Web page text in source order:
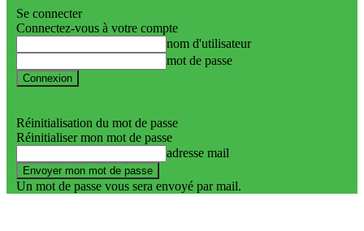
Se connecter
Connectez-vous à votre compte
nom d'utilisateur
mot de passe
Réinitialisation du mot de passe
Réinitialiser mon mot de passe
adresse mail
Un mot de passe vous sera envoyé par mail.